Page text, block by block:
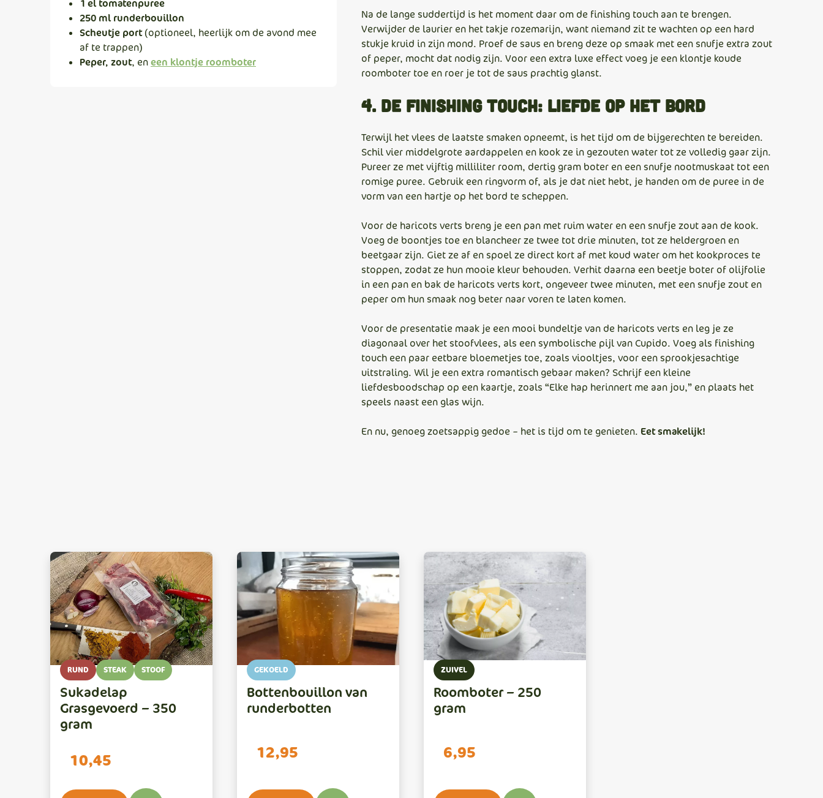
1 el tomatenpuree
250 ml runderbouillon
Scheutje port(optioneel, heerlijk om de avond mee
af te trappen)
Peper, zout, eneen klontje roomboter
Na de lange suddertijd is het moment daar om de finishing touch aan te brengen.
Verwijder de laurier en het takje rozemarijn, want niemand zit te wachten op een hard
stukje kruid in zijn mond. Proef de saus en breng deze op smaak met een snufje extra zout
of peper, mocht dat nodig zijn. Voor een extra luxe effect voeg je een klontje koude
roomboter toe en roer je tot de saus prachtig glanst.
4. De finishing touch: liefde op het bord
Terwijl het vlees de laatste smaken opneemt, is het tijd om de bijgerechten te bereiden.
Schil vier middelgrote aardappelen en kook ze in gezouten water tot ze volledig gaar zijn.
Pureer ze met vijftig milliliter room, dertig gram boter en een snufje nootmuskaat tot een
romige puree. Gebruik een ringvorm of, als je dat niet hebt, je handen om de puree in de
vorm van een hartje op het bord te scheppen.
Voor de haricots verts breng je een pan met ruim water en een snufje zout aan de kook.
Voeg de boontjes toe en blancheer ze twee tot drie minuten, tot ze heldergroen en
beetgaar zijn. Giet ze af en spoel ze direct kort af met koud water om het kookproces te
stoppen, zodat ze hun mooie kleur behouden. Verhit daarna een beetje boter of olijfolie
in een pan en bak de haricots verts kort, ongeveer twee minuten, met een snufje zout en
peper om hun smaak nog beter naar voren te laten komen.
Voor de presentatie maak je een mooi bundeltje van de haricots verts en leg je ze
diagonaal over het stoofvlees, als een symbolische pijl van Cupido. Voeg als finishing
touch een paar eetbare bloemetjes toe, zoals viooltjes, voor een sprookjesachtige
uitstraling. Wil je een extra romantisch gebaar maken? Schrijf een kleine
liefdesboodschap op een kaartje, zoals “Elke hap herinnert me aan jou,” en plaats het
speels naast een glas wijn.
En nu, genoeg zoetsappig gedoe – het is tijd om te genieten. Eet smakelijk!
RUND STEAK STOOF
Sukadelap
Grasgevoerd – 350
gram
10,45
GEKOELD
Bottenbouillon van
runderbotten
12,95
ZUIVEL
Roomboter – 250
gram
6,95